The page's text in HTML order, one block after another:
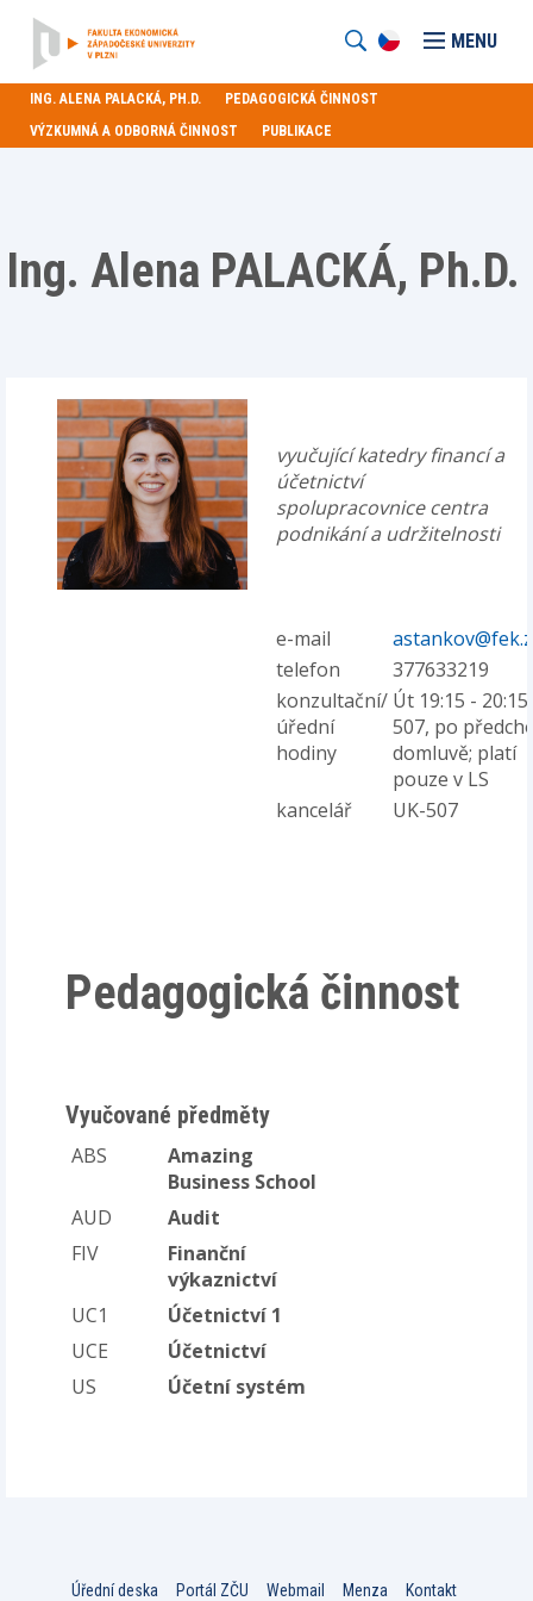
MENU
ING. ALENA PALACKÁ, PH.D.
PEDAGOGICKÁ ČINNOST
VÝZKUMNÁ A ODBORNÁ ČINNOST
PUBLIKACE
Ing. Alena PALACKÁ, Ph.D.
vyučující katedry financí a
účetnictví
spolupracovnice centra
podnikání a udržitelnosti
e-mail
telefon
377633219
konzultační/
úřední
hodiny
Út 19:15 -
507, po
domluvě; platí
pouze v LS
kancelář
UK-507
Pedagogická činnost
Vyučované předměty
ABS
Amazing
Business School
AUD
Audit
FIV
Finanční
výkaznictví
UC1
Účetnictví 1
UCE
Účetnictví
US
Účetní systém
Úřední deska Portál ZČU Webmail Menza Kontakt